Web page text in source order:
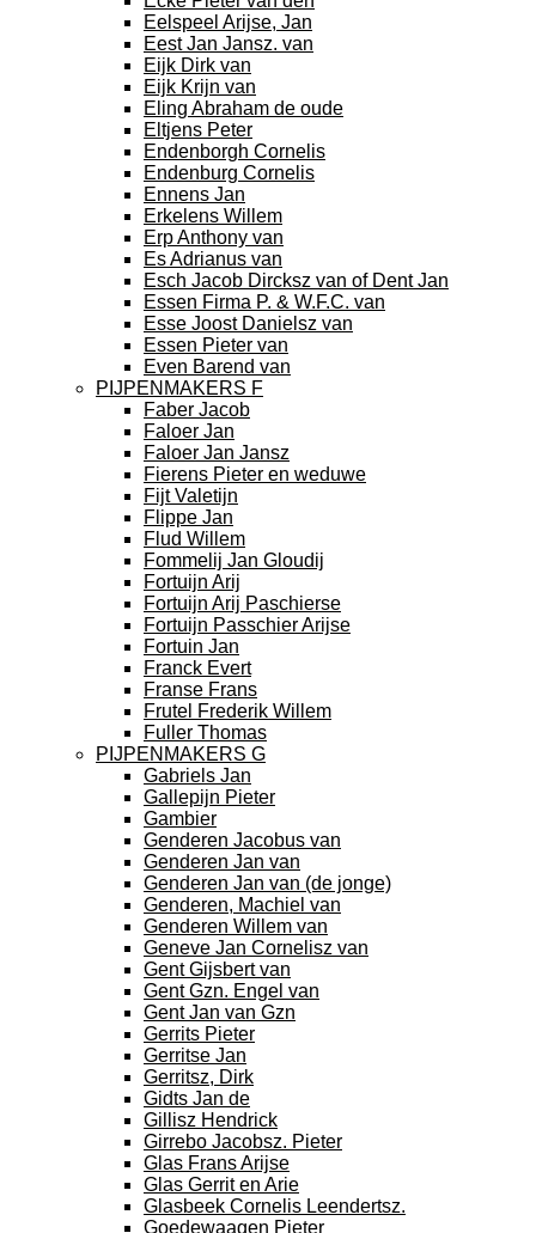
Eelspeel Arijse, Jan
Eest Jan Jansz. van
Eijk Dirk van
Eijk Krijn van
Eling Abraham de oude
Eltjens Peter
Endenborgh Cornelis
Endenburg Cornelis
Ennens Jan
Erkelens Willem
Erp Anthony van
Es Adrianus van
Esch Jacob Dircksz van of Dent Jan
Essen Firma P. & W.F.C. van
Esse Joost Danielsz van
Essen Pieter van
Even Barend van
PIJPENMAKERS F
Faber Jacob
Faloer Jan
Faloer Jan Jansz
Fierens Pieter en weduwe
Fijt Valetijn
Flippe Jan
Flud Willem
Fommelij Jan Gloudij
Fortuijn Arij
Fortuijn Arij Paschierse
Fortuijn Passchier Arijse
Fortuin Jan
Franck Evert
Franse Frans
Frutel Frederik Willem
Fuller Thomas
PIJPENMAKERS G
Gabriels Jan
Gallepijn Pieter
Gambier
Genderen Jacobus van
Genderen Jan van
Genderen Jan van (de jonge)
Genderen, Machiel van
Genderen Willem van
Geneve Jan Cornelisz van
Gent Gijsbert van
Gent Gzn. Engel van
Gent Jan van Gzn
Gerrits Pieter
Gerritse Jan
Gerritsz, Dirk
Gidts Jan de
Gillisz Hendrick
Girrebo Jacobsz. Pieter
Glas Frans Arijse
Glas Gerrit en Arie
Glasbeek Cornelis Leendertsz.
Goedewaagen Pieter